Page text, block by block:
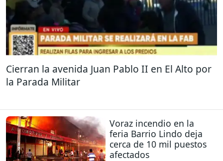
Cierran la avenida Juan Pablo II en El Alto por
la Parada Militar
Voraz incendio en la
feria Barrio Lindo deja
cerca de 10 mil puestos
afectados